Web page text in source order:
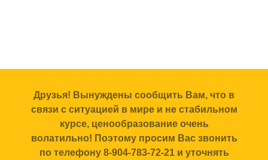
Друзья! Вынуждены сообщить Вам, что в
связи с ситуацией в мире и не стабильном
курсе, ценообразование очень
волатильно! Поэтому просим Вас звонить
по телефону 8-904-783-72-21 и уточнять